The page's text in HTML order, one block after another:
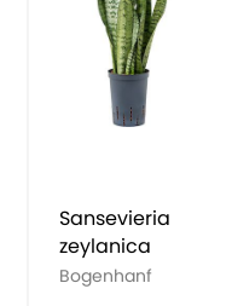
Sansevieria
zeylanica
Bogenhanf